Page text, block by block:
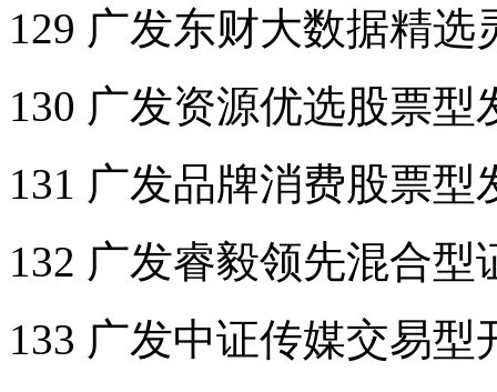
129 广发东财大数据精
130 广发资源优选股票
131 广发品牌消费股票
132 广发睿毅领先混合型
133 广发中证传媒交易